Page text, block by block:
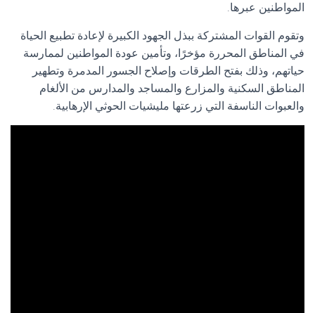
المواطنين عبرها.
وتقوم القوات المشتركة ببذل الجهود الكبيرة لإعادة تطبيع الحياة
في المناطق المحررة مؤخرًا، وتأمين عودة المواطنين لممارسة
حياتهم، وذلك بفتح الطرقات وإصلاح الجسور المدمرة وتطهير
المناطق السكنية والمزارع والمساجد والمدارس من الألغام
والعبوات الناسفة التي زرعتها مليشيات الحوثي الإرهابية.